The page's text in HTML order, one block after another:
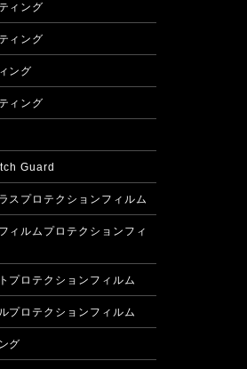
ィング
ィング
ング
ィング
Guard
スプロテクションフィルム
ィルムプロテクションフィ
プロテクションフィルム
プロテクションフィルム
グ